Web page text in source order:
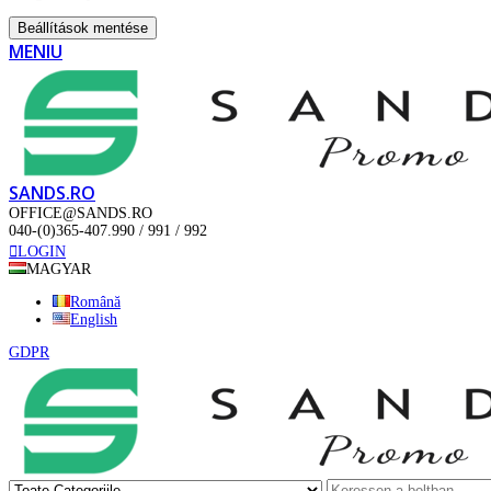
Beállítások mentése
MENIU
SANDS.RO
OFFICE@SANDS.RO
040-(0)365-407.990 / 991 / 992
LOGIN
MAGYAR
Română
English
GDPR